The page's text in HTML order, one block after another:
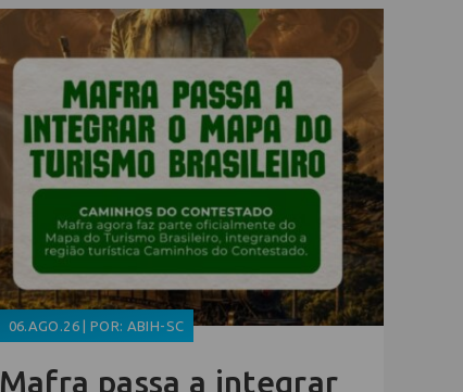
06.AGO.26 | POR: ABIH-SC
Mafra passa a integrar